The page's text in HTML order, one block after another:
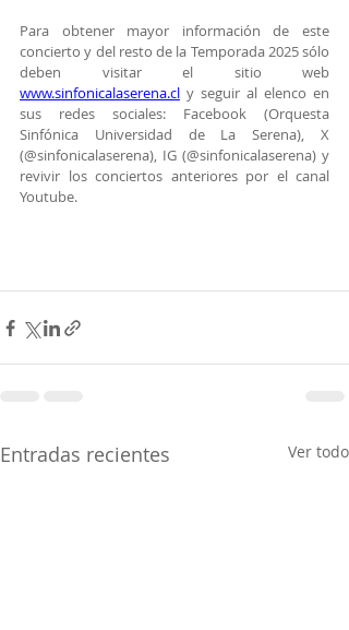
Para obtener mayor información de este
concierto y del resto de la Temporada 2025 sólo
www.sinfonicalaserena.cl y seguir al elenco en
sus redes sociales: Facebook (Orquesta
Sinfónica Universidad de La Serena), X
(@sinfonicalaserena), IG (@sinfonicalaserena) y
revivir los conciertos anteriores por el canal
Youtube.
Entradas recientes Ver todo